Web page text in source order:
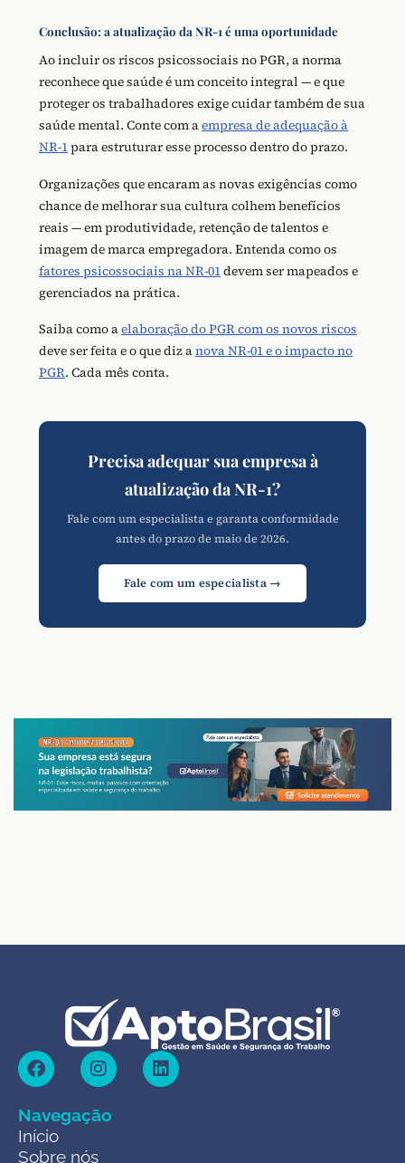
Conclusão: a atualização da NR-1 é uma oportunidade
Ao incluir os riscos psicossociais no PGR, a norma
reconhece que saúde é um conceito integral — e que
proteger os trabalhadores exige cuidar também de sua
saúde mental. Conte com aempresa de adequação à
NR-1para estruturar esse processo dentro do prazo.
Organizações que encaram as novas exigências como
chance de melhorar sua cultura colhem benefícios
reais — em produtividade, retenção de talentos e
imagem de marca empregadora. Entenda como os
fatores psicossociais na NR-01devem ser mapeados e
gerenciados na prática.
Saiba como aelaboração do PGR com os novos riscos
deve ser feita e o que diz anova NR-01 e o impacto no
PGR. Cada mês conta.
Precisa adequar sua empresa à
atualização da NR-1?
Fale com um especialista e garanta conformidade
antes do prazo de maio de 2026.
Fale com um especialista →
Navegação
Início
Sobre nós